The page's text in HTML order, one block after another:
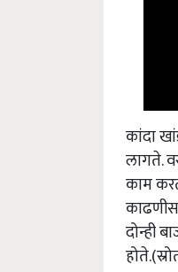
कांदा
लागते.
काम
दोन्ही